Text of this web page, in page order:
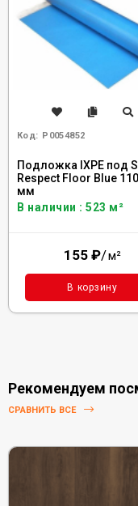
Код: Р0054852
Подложка IXPE под
Respect Floor Blue
мм
В наличии : 523 м²
155 ₽/м²
В корзину
Рекомендуем
СРАВНИТЬ ВСЕ